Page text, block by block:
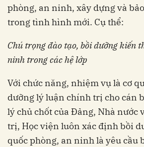
phòng, an ninh, xây dựng và
trong tình hình mới. Cụ thể:
Chú trọng đào tạo, bồi dưỡng kiến
ninh trong các hệ lớp
Với chức năng, nhiệm vụ là cơ
dưỡng lý luận chính trị cho cán
lý chủ chốt của Đảng, Nhà nước
trị, Học viện luôn xác định bồi
quốc phòng, an ninh là yêu cầu